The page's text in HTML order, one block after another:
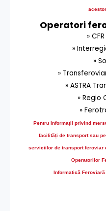
Operatori
»
»
»
»
» ASTRA
» Regio
»
Pentru informații privind
facilități de transport sau
serviciilor de transport feroviar
Operatorilor
Informatică Feroviară